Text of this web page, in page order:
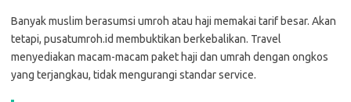
Banyak muslim berasumsi umroh atau haji memakai tarif besar. Akan
tetapi, pusatumroh.id membuktikan berkebalikan. Travel
menyediakan macam-macam paket haji dan umrah dengan ongkos
yang terjangkau, tidak mengurangi standar service.